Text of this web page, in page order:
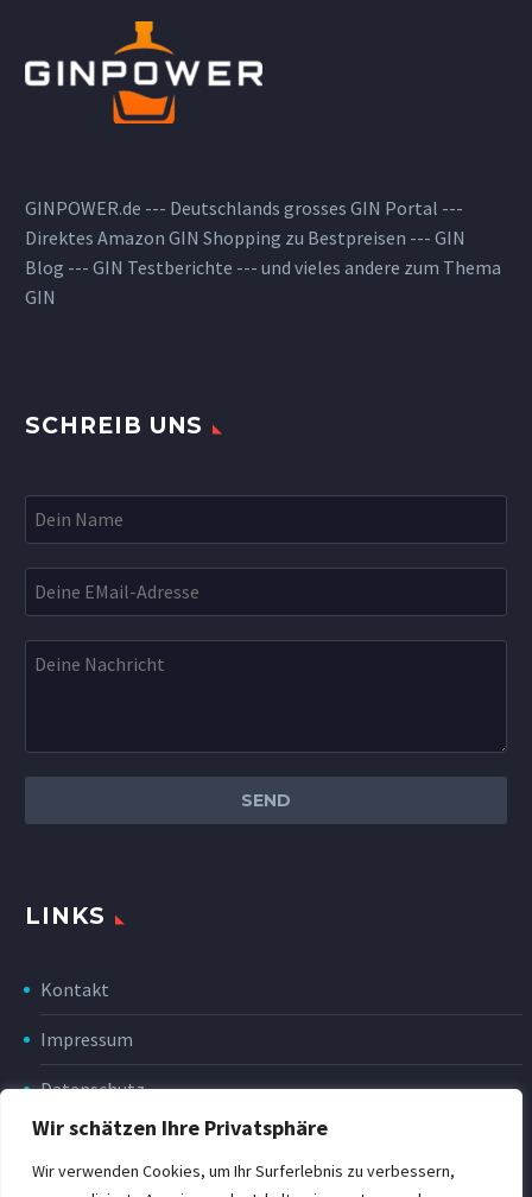
Wir schätzen Ihre Privatsphäre
Wir verwenden Cookies, um Ihr Surferlebnis zu verbessern,
GINPOWER.de --- Deutschlands grosses GIN Portal ---
Direktes Amazon GIN Shopping zu Bestpreisen --- GIN
Blog --- GIN Testberichte --- und vieles andere zum Thema
GIN
SCHREIB UNS
LINKS
Kontakt
Impressum
Datenschutz
Disclaimer
Rückgabe & Erstattung